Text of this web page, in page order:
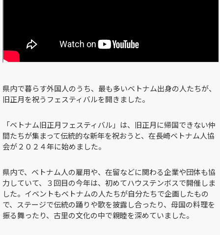
県内で暮らす外国人のうち、最も多いベトナム出身の人たちが、
旧正月を祝うフェスティバルを開きました。
「ベトナム旧正月フェスティバル」は、旧正月に帰国できない仲
間たちが集まって伝統的な新年を祝おうと、在長崎ベトナム人協
会が２０２４年に始めました。
県内で、ベトナム人の雇用や、在留などに関わる企業や団体も協
力していて、３回目の今年は、初めてハウステンボスで開催しま
した。イベントもベトナムの人たちが自分たちで企画したもの
で、ステージで伝統の踊りや歌を披露し合ったり、母国の料理を
振る舞ったり、古里の文化の中で親睦を深めていました。